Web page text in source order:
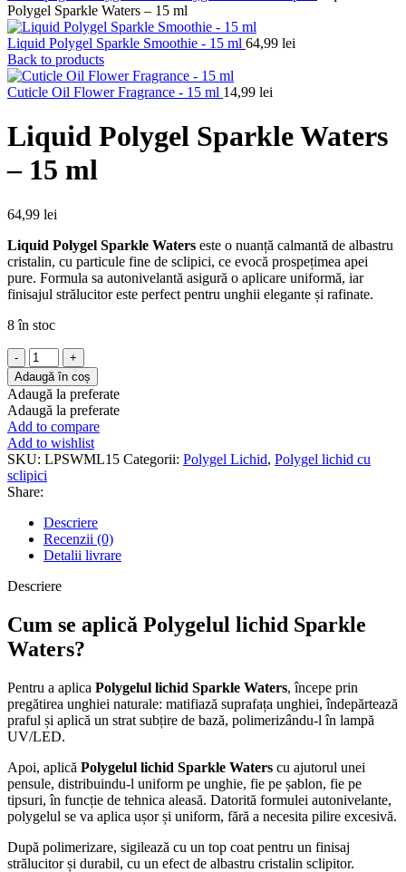
Polygel Sparkle Waters – 15 ml
Liquid Polygel Sparkle Smoothie - 15 ml 64,99 lei
Back to products
Cuticle Oil Flower Fragrance - 15 ml 14,99 lei
Liquid Polygel Sparkle Waters
– 15 ml
64,99 lei
Liquid Polygel Sparkle Waters este o nuanță calmantă de albastru
cristalin, cu particule fine de sclipici, ce evocă prospețimea apei
pure. Formula sa autonivelantă asigură o aplicare uniformă, iar
finisajul strălucitor este perfect pentru unghii elegante și rafinate.
8 în stoc
Cantitate
Liquid
Polygel
Sparkle
Waters
-
15
ml
Adaugă în coș
Adaugă la preferate
Adaugă la preferate
Add to compare
Add to wishlist
SKU: LPSWML15 Categorii: Polygel Lichid, Polygel lichid cu
sclipici
Share:
Descriere
Recenzii (0)
Detalii livrare
Descriere
Cum se aplică Polygelul lichid Sparkle
Waters?
Pentru a aplica Polygelul lichid Sparkle Waters, începe prin
pregătirea unghiei naturale: matifiază suprafața unghiei, îndepărtează
praful și aplică un strat subțire de bază, polimerizându-l în lampă
UV/LED.
Apoi, aplică Polygelul lichid Sparkle Waters cu ajutorul unei
pensule, distribuindu-l uniform pe unghie, fie pe șablon, fie pe
tipsuri, în funcție de tehnica aleasă. Datorită formulei autonivelante,
polygelul se va aplica ușor și uniform, fără a necesita pilire excesivă.
După polimerizare, sigilează cu un top coat pentru un finisaj
strălucitor și durabil, cu un efect de albastru cristalin sclipitor.